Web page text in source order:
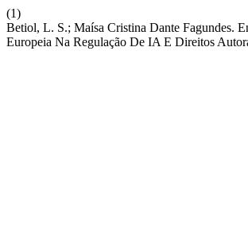
(1)
Betiol, L. S.; Maísa Cristina Dante Fagundes.
Europeia Na Regulação De IA E Direitos